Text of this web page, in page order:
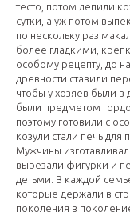
тесто, потом лепили
сутки, а уж потом
по нескольку раз
более гладкими,
особому рецепту, до
древности ставили
чтобы у хозяев были в
были предметом
поэтому готовили с
козули стали печь для
Мужчины
вырезали фигурки и
детьми. В каждой
которые держали в
поколения в